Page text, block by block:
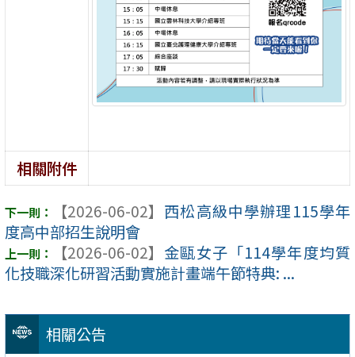
相關公告
相關附件
【2026-06-02】 西松高級中學辦理115學年
度高中部招生說明會
【2026-06-02】 金甌女子「114學年度均質
化技職深化研習活動實施計畫端午節特典: ...